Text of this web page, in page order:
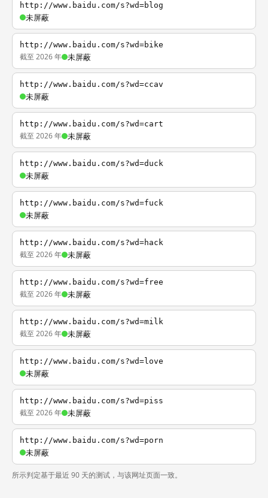
http://www.baidu.com/s?wd=blog
未屏蔽
http://www.baidu.com/s?wd=bike
截至 2026 年 未屏蔽
http://www.baidu.com/s?wd=ccav
未屏蔽
http://www.baidu.com/s?wd=cart
截至 2026 年 未屏蔽
http://www.baidu.com/s?wd=duck
未屏蔽
http://www.baidu.com/s?wd=fuck
未屏蔽
http://www.baidu.com/s?wd=hack
截至 2026 年 未屏蔽
http://www.baidu.com/s?wd=free
截至 2026 年 未屏蔽
http://www.baidu.com/s?wd=milk
截至 2026 年 未屏蔽
http://www.baidu.com/s?wd=love
未屏蔽
http://www.baidu.com/s?wd=piss
截至 2026 年 未屏蔽
http://www.baidu.com/s?wd=porn
未屏蔽
所示判定基于最近 90 天的测试，与该网址页面一致。